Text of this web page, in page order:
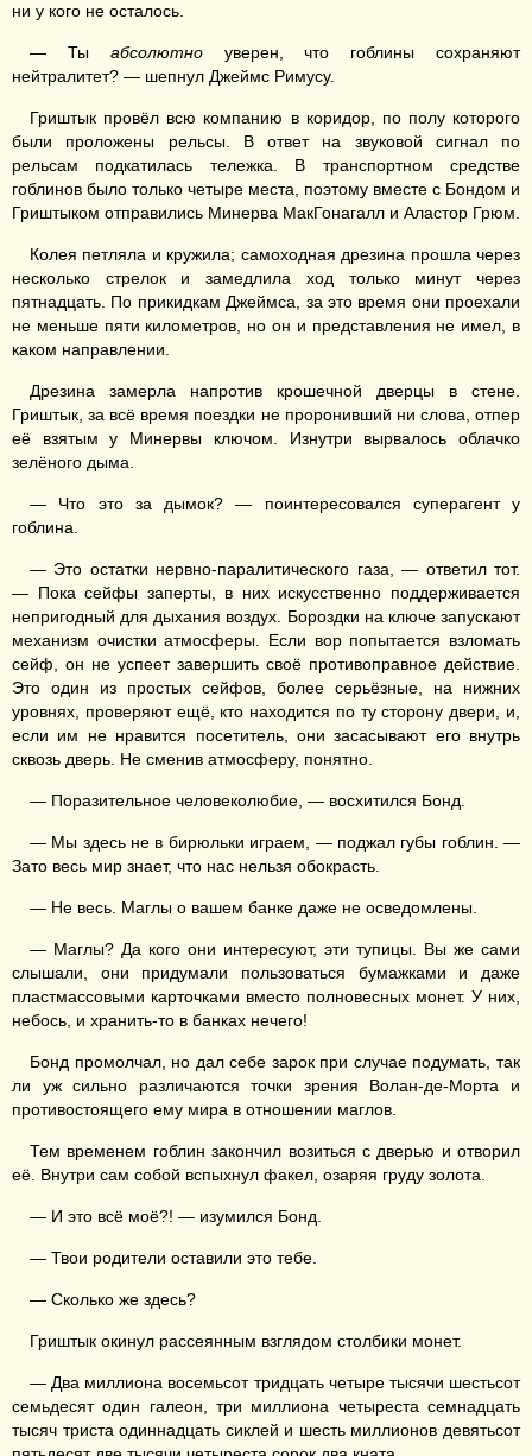
ни у кого не осталось.
— Ты абсолютноуверен, что гоблины сохраняют
нейтралитет? — шепнул Джеймс Римусу.
Гриштык провёл всю компанию в коридор, по полу которого
были проложены рельсы. В ответ на звуковой сигнал по
рельсам подкатилась тележка. В транспортном средстве
гоблинов было только четыре места, поэтому вместе с Бондом и
Гриштыком отправились Минерва МакГонагалл и Аластор Грюм.
Колея петляла и кружила; самоходная дрезина прошла через
несколько стрелок и замедлила ход только минут через
пятнадцать. По прикидкам Джеймса, за это время они проехали
не меньше пяти километров, но он и представления не имел, в
каком направлении.
Дрезина замерла напротив крошечной дверцы в стене.
Гриштык, за всё время поездки не проронивший ни слова, отпер
её взятым у Минервы ключом. Изнутри вырвалось облачко
зелёного дыма.
— Что это за дымок? — поинтересовался суперагент у
гоблина.
— Это остатки нервно-паралитического газа, — ответил тот.
— Пока сейфы заперты, в них искусственно поддерживается
непригодный для дыхания воздух. Бороздки на ключе запускают
механизм очистки атмосферы. Если вор попытается взломать
сейф, он не успеет завершить своё противоправное действие.
Это один из простых сейфов, более серьёзные, на нижних
уровнях, проверяют ещё, кто находится по ту сторону двери, и,
если им не нравится посетитель, они засасывают его внутрь
сквозь дверь. Не сменив атмосферу, понятно.
— Поразительное человеколюбие, — восхитился Бонд.
— Мы здесь не в бирюльки играем, — поджал губы гоблин. —
Зато весь мир знает, что нас нельзя обокрасть.
— Не весь. Маглы о вашем банке даже не осведомлены.
— Маглы? Да кого они интересуют, эти тупицы. Вы же сами
слышали, они придумали пользоваться бумажками и даже
пластмассовыми карточками вместо полновесных монет. У них,
небось, и хранить-то в банках нечего!
Бонд промолчал, но дал себе зарок при случае подумать, так
ли уж сильно различаются точки зрения Волан-де-Морта и
противостоящего ему мира в отношении маглов.
Тем временем гоблин закончил возиться с дверью и отворил
её. Внутри сам собой вспыхнул факел, озаряя груду золота.
— И это всё моё?! — изумился Бонд.
— Твои родители оставили это тебе.
— Сколько же здесь?
Гриштык окинул рассеянным взглядом столбики монет.
— Два миллиона восемьсот тридцать четыре тысячи шестьсот
семьдесят один галеон, три миллиона четыреста семнадцать
тысяч триста одиннадцать сиклей и шесть миллионов девятьсот